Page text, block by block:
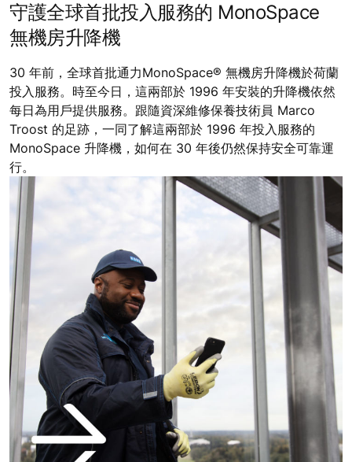
守護全球首批投入服務的 MonoSpace
無機房升降機
30 年前，全球首批通力MonoSpace® 無機房升降機於荷蘭
投入服務。時至今日，這兩部於 1996 年安裝的升降機依然
每日為用戶提供服務。跟隨資深維修保養技術員 Marco
Troost 的足跡，一同了解這兩部於 1996 年投入服務的
MonoSpace 升降機，如何在 30 年後仍然保持安全可靠運
行。